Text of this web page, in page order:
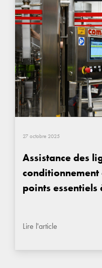
27 octobre 2025
Assistance des
conditionnement
points essentiels
Lire l'article